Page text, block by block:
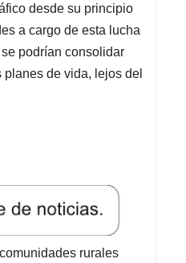
desde su principio
a cargo de esta lucha
podrían consolidar
de vida, lejos del
rurales